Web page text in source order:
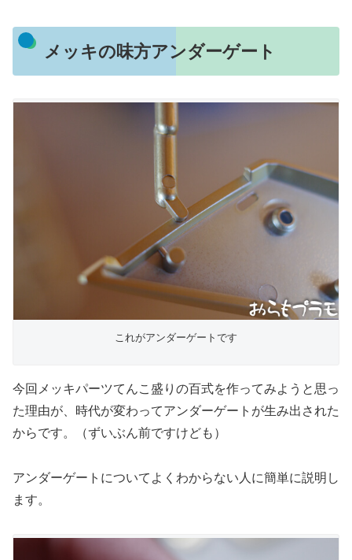
メッキの味方アンダーゲート
これがアンダーゲートです
今回メッキパーツてんこ盛りの百式を作ってみようと思っ
た理由が、時代が変わってアンダーゲートが生み出された
からです。（ずいぶん前ですけども）
アンダーゲートについてよくわからない人に簡単に説明し
ます。